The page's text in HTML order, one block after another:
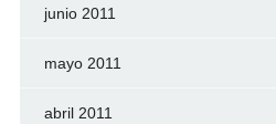
junio 2011
mayo 2011
abril 2011